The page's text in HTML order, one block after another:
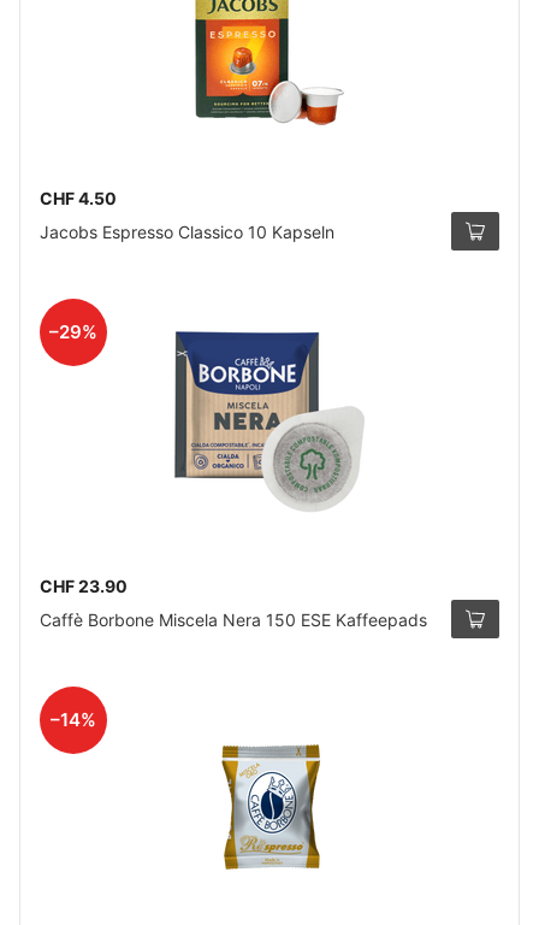
CHF 4.50
Jacobs Espresso Classico 10 Kapseln
–29%
CHF 23.90
Caffè Borbone Miscela Nera 150 ESE Kaffeepads
–14%